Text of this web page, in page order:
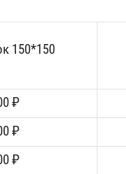
150*150
₽
₽
₽